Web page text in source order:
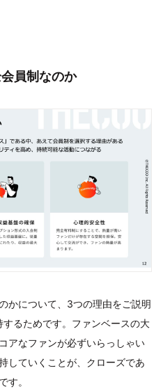
員制なのか
かについて、3つの理由をご説明
るためです。ファンベースの大
アなファンが必ずいらっしゃい
していくことが、クローズであ
す。